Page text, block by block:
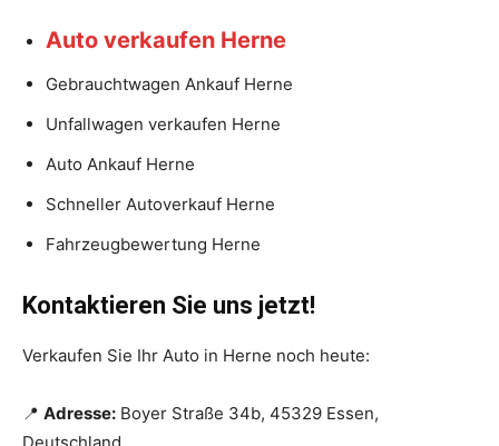
Auto verkaufen Herne
Gebrauchtwagen Ankauf Herne
Unfallwagen verkaufen Herne
Auto Ankauf Herne
Schneller Autoverkauf Herne
Fahrzeugbewertung Herne
Kontaktieren Sie uns jetzt!
Verkaufen Sie Ihr Auto in Herne noch heute:
📍 Adresse: Boyer Straße 34b, 45329 Essen,
Deutschland